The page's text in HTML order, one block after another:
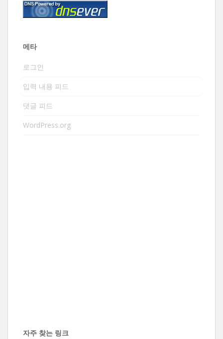
메타
로그인
입력 내용 피드
댓글 피드
WordPress.org
자주 찾는 링크